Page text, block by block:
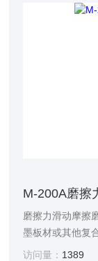
M-200A磨擦
磨擦力滑动摩擦
墨板材或其他复
验中试样的磨擦
访问量： 1389